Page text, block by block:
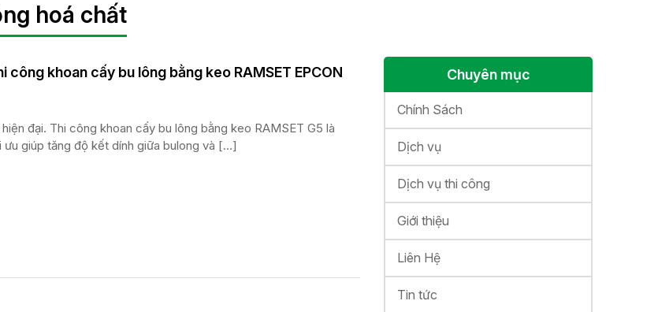
hoá chất
công khoan cấy bu lông bằng keo RAMSET EPCON
đại. Thi công khoan cấy bu lông bằng keo RAMSET G5 là
ưu giúp tăng độ kết dính giữa bulong và […]
Chuyên mục
Chính Sách
Dịch vụ
Dịch vụ thi công
Giới thiệu
Liên Hệ
Tin tức